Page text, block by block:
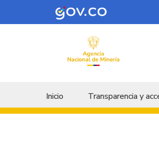
Skip to main content
Menu principal
Inicio Transparencia y